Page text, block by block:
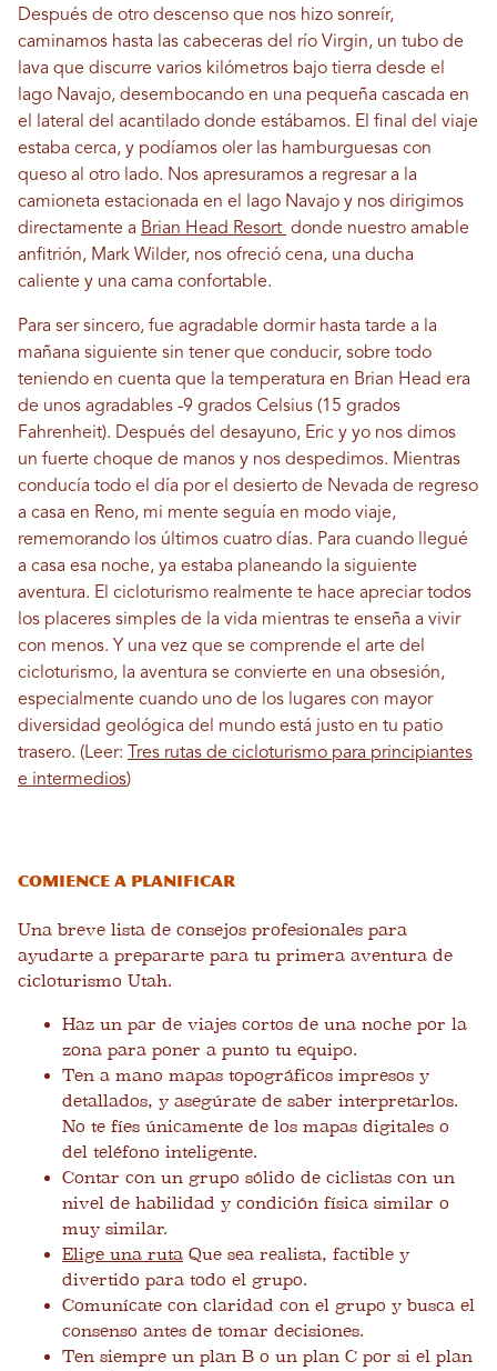
Después de otro descenso que nos hizo sonreír,
caminamos hasta las cabeceras del río Virgin, un tubo de
lava que discurre varios kilómetros bajo tierra desde el
lago Navajo, desembocando en una pequeña cascada en
el lateral del acantilado donde estábamos. El final del viaje
estaba cerca, y podíamos oler las hamburguesas con
queso al otro lado. Nos apresuramos a regresar a la
camioneta estacionada en el lago Navajo y nos dirigimos
directamente a Brian Head Resort donde nuestro amable
anfitrión, Mark Wilder, nos ofreció cena, una ducha
caliente y una cama confortable.
Para ser sincero, fue agradable dormir hasta tarde a la
mañana siguiente sin tener que conducir, sobre todo
teniendo en cuenta que la temperatura en Brian Head era
de unos agradables -9 grados Celsius (15 grados
Fahrenheit). Después del desayuno, Eric y yo nos dimos
un fuerte choque de manos y nos despedimos. Mientras
conducía todo el día por el desierto de Nevada de regreso
a casa en Reno, mi mente seguía en modo viaje,
rememorando los últimos cuatro días. Para cuando llegué
a casa esa noche, ya estaba planeando la siguiente
aventura. El cicloturismo realmente te hace apreciar todos
los placeres simples de la vida mientras te enseña a vivir
con menos. Y una vez que se comprende el arte del
cicloturismo, la aventura se convierte en una obsesión,
especialmente cuando uno de los lugares con mayor
diversidad geológica del mundo está justo en tu patio
trasero. (Leer: Tres rutas de cicloturismo para principiantes
e intermedios)
Comience a planificar
Una breve lista de consejos profesionales para
ayudarte a prepararte para tu primera aventura de
cicloturismo Utah.
Haz un par de viajes cortos de una noche por la
zona para poner a punto tu equipo.
Ten a mano mapas topográficos impresos y
detallados, y asegúrate de saber interpretarlos.
No te fíes únicamente de los mapas digitales o
del teléfono inteligente.
Contar con un grupo sólido de ciclistas con un
nivel de habilidad y condición física similar o
muy similar.
Elige una ruta Que sea realista, factible y
divertido para todo el grupo.
Comunícate con claridad con el grupo y busca el
consenso antes de tomar decisiones.
Ten siempre un plan B o un plan C por si el plan